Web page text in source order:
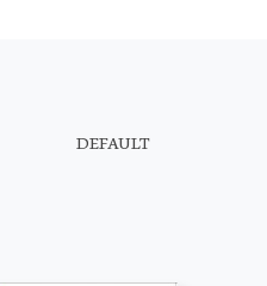
DEFAULT